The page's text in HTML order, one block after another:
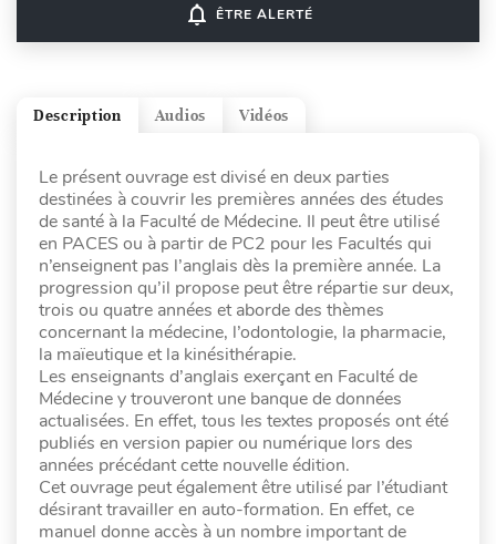
notifications_none ÊTRE ALERTÉ
Vidéos
Audios
Description
Le présent ouvrage est divisé en deux parties
destinées à couvrir les premières années des études
de santé à la Faculté de Médecine. Il peut être utilisé
en PACES ou à partir de PC2 pour les Facultés qui
n’enseignent pas l’anglais dès la première année. La
progression qu’il propose peut être répartie sur deux,
trois ou quatre années et aborde des thèmes
concernant la médecine, l’odontologie, la pharmacie,
la maïeutique et la kinésithérapie.
Les enseignants d’anglais exerçant en Faculté de
Médecine y trouveront une banque de données
actualisées. En effet, tous les textes proposés ont été
publiés en version papier ou numérique lors des
années précédant cette nouvelle édition.
Cet ouvrage peut également être utilisé par l’étudiant
désirant travailler en auto-formation. En effet, ce
manuel donne accès à un nombre important de